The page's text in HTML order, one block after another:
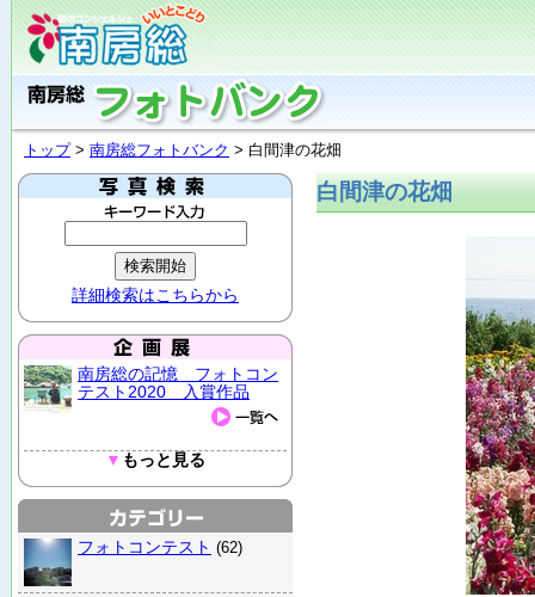
トップ> 南房総フォトバンク > 白間津の花畑
詳細検索はこちらから
南房総の記憶 フォトコン
テスト2020 入賞作品
▼ もっと見る
フォトコンテスト (62)
白間津の花畑